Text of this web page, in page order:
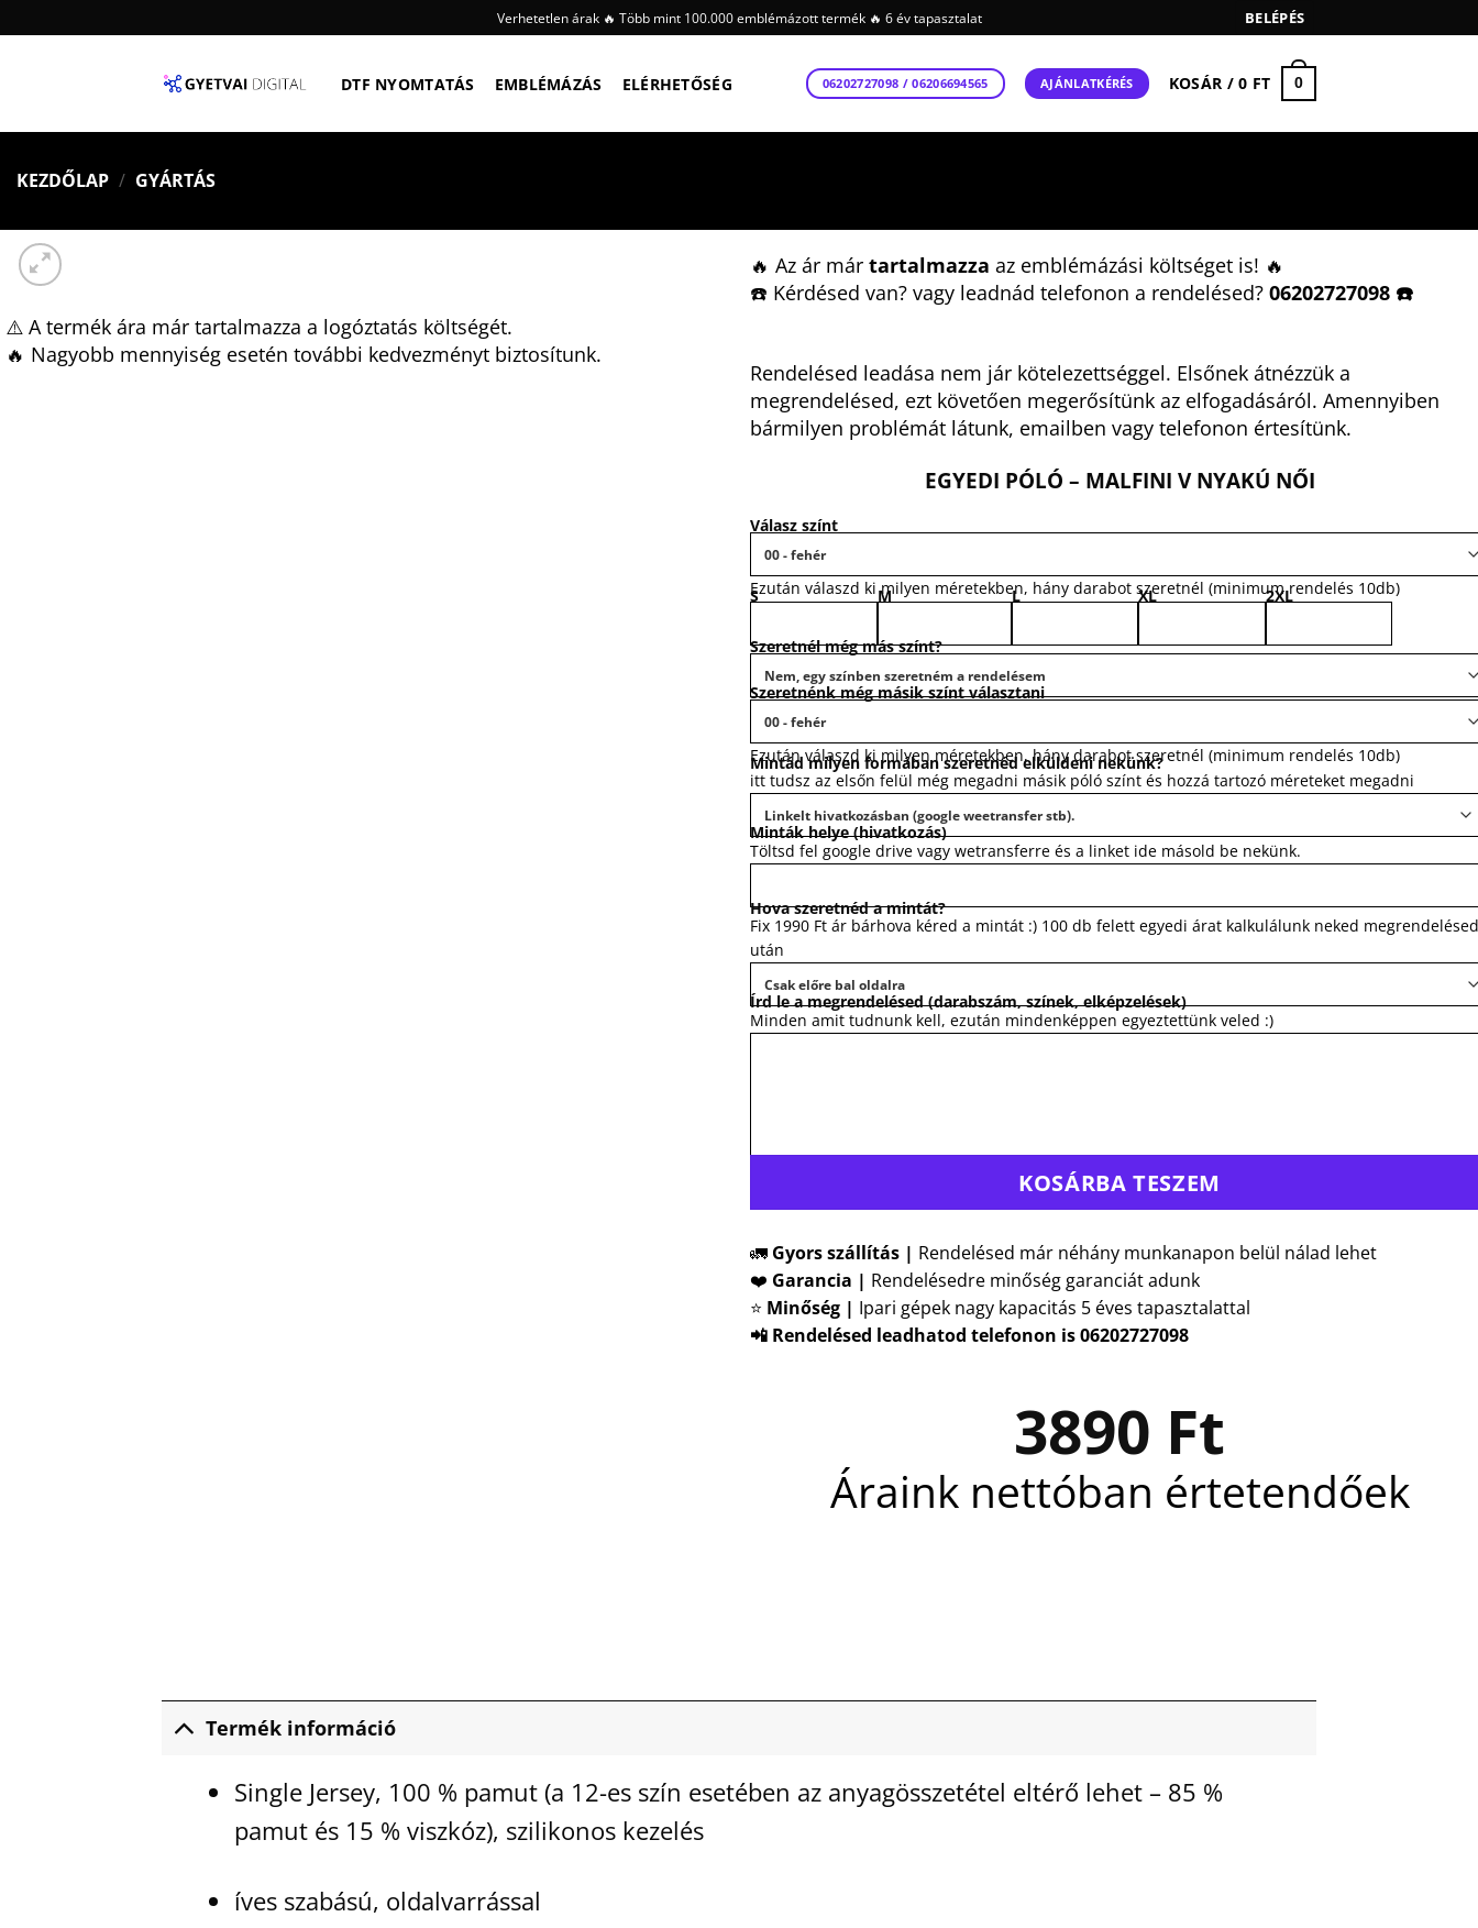
to
Verhetetlen árak 🔥 Több mint 100.000 emblémázott termék 🔥 6 év tapasztalat BELÉPÉS
DTF NYOMTATÁS EMBLÉMÁZÁS ELÉRHETŐSÉG 06202727098 / 06206694565 AJÁNLATKÉRÉS KOSÁR /0 FT 0
KEZDŐLAP / GYÁRTÁS
⚠️ A termék ára már tartalmazza a logóztatás költségét.
🔥 Nagyobb mennyiség esetén további kedvezményt biztosítunk.
🔥 Az ár már tartalmazza az emblémázási költséget is! 🔥
☎️ Kérdésed van? vagy leadnád telefonon a rendelésed? 06202727098 ☎️
Rendelésed leadása nem jár kötelezettséggel. Elsőnek átnézzük a
megrendelésed, ezt követően megerősítünk az elfogadásáról. Amennyiben
bármilyen problémát látunk, emailben vagy telefonon értesítünk.
EGYEDI PÓLÓ – MALFINI V NYAKÚ NŐI
Válasz színt
Ezután válaszd ki milyen méretekben, hány darabot szeretnél (minimum rendelés 10db)
S M L XL 2XL
Szeretnél még más színt?
Szeretnénk még másik színt választani
Ezután válaszd ki milyen méretekben, hány darabot szeretnél (minimum rendelés 10db)
Mintád milyen formában szeretnéd elküldeni nekünk?
itt tudsz az elsőn felül még megadni másik póló színt és hozzá tartozó méreteket megadni
Minták helye (hivatkozás)
Töltsd fel google drive vagy wetransferre és a linket ide másold be nekünk.
Hova szeretnéd a mintát?
Fix 1990 Ft ár bárhova kéred a mintát :) 100 db felett egyedi árat kalkulálunk neked megrendelésed
után
Írd le a megrendelésed (darabszám, színek, elképzelések)
Minden amit tudnunk kell, ezután mindenképpen egyeztettünk veled :)
KOSÁRBA TESZEM
🚛 Gyors szállítás | Rendelésed már néhány munkanapon belül nálad lehet
❤️ Garancia | Rendelésedre minőség garanciát adunk
⭐ Minőség | Ipari gépek nagy kapacitás 5 éves tapasztalattal
📲 Rendelésed leadhatod telefonon is 06202727098
3890 Ft
Áraink nettóban értetendőek
Termék információ
Single Jersey, 100 % pamut (a 12-es szín esetében az anyagösszetétel eltérő lehet – 85 %
pamut és 15 % viszkóz), szilikonos kezelés
íves szabású, oldalvarrással